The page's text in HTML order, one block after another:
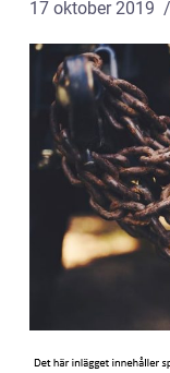
17 oktober 2019